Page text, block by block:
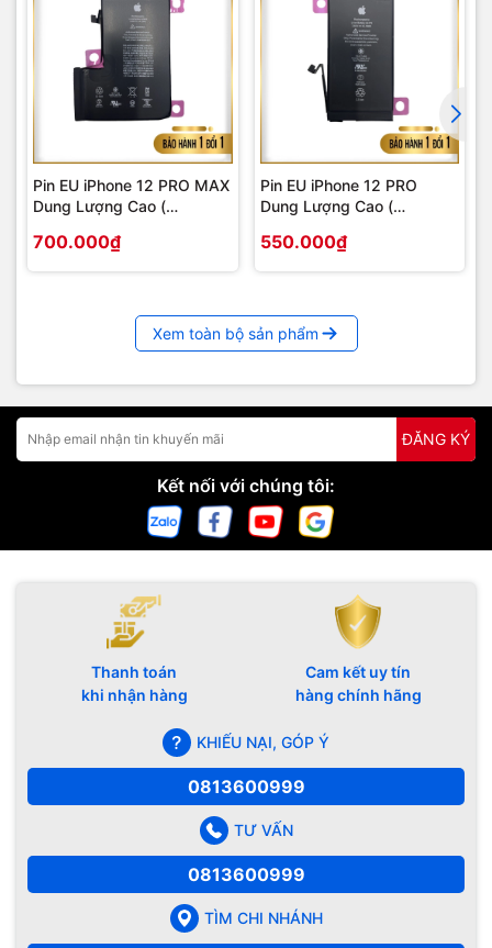
Pin EU iPhone 12 PRO MAX
Dung Lượng Cao (
700.000₫
Pin EU iPhone 12 PRO
Dung Lượng Cao (
550.000₫
Xem toàn bộ sản phẩm
ĐĂNG KÝ
Kết nối với chúng tôi:
Thanh toán
khi nhận hàng
Cam kết uy tín
hàng chính hãng
KHIẾU NẠI, GÓP Ý
0813600999
TƯ VẤN
0813600999
TÌM CHI NHÁNH